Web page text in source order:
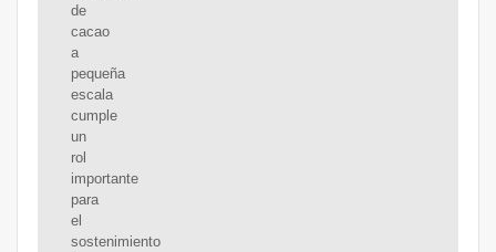
de
cacao
a
pequeña
escala
cumple
un
rol
importante
para
el
sostenimiento